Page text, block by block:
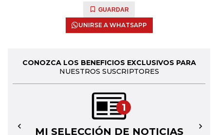
GUARDAR
UNIRSE A WHATSAPP
CONOZCA LOS BENEFICIOS EXCLUSIVOS PARA
NUESTROS SUSCRIPTORES
1
MI SELECCIÓN DE NOTICIAS
← →